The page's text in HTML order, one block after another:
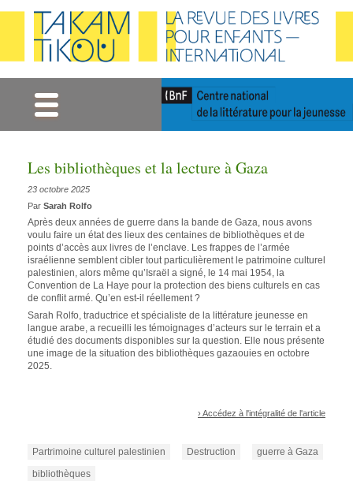
Les bibliothèques et la lecture à Gaza
23 octobre 2025
Par Sarah Rolfo
Après deux années de guerre dans la bande de Gaza, nous avons
voulu faire un état des lieux des centaines de bibliothèques et de
points d’accès aux livres de l’enclave. Les frappes de l’armée
israélienne semblent cibler tout particulièrement le patrimoine culturel
palestinien, alors même qu’Israël a signé, le 14 mai 1954, la
Convention de La Haye pour la protection des biens culturels en cas
de conflit armé. Qu’en est-il réellement ?
Sarah Rolfo, traductrice et spécialiste de la littérature jeunesse en
langue arabe, a recueilli les témoignages d’acteurs sur le terrain et a
étudié des documents disponibles sur la question. Elle nous présente
une image de la situation des bibliothèques gazaouies en octobre
2025.
› Accédez à l'intégralité de l'article
Partrimoine culturel palestinien Destruction
guerre à Gaza
bibliothèques